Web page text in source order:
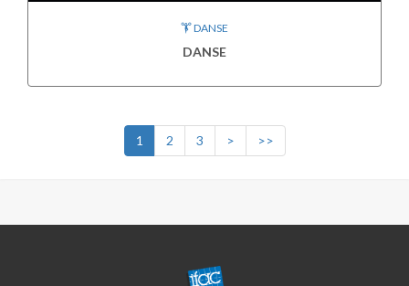
DANSE
DANSE
1 2 3 > >>
CENTRE